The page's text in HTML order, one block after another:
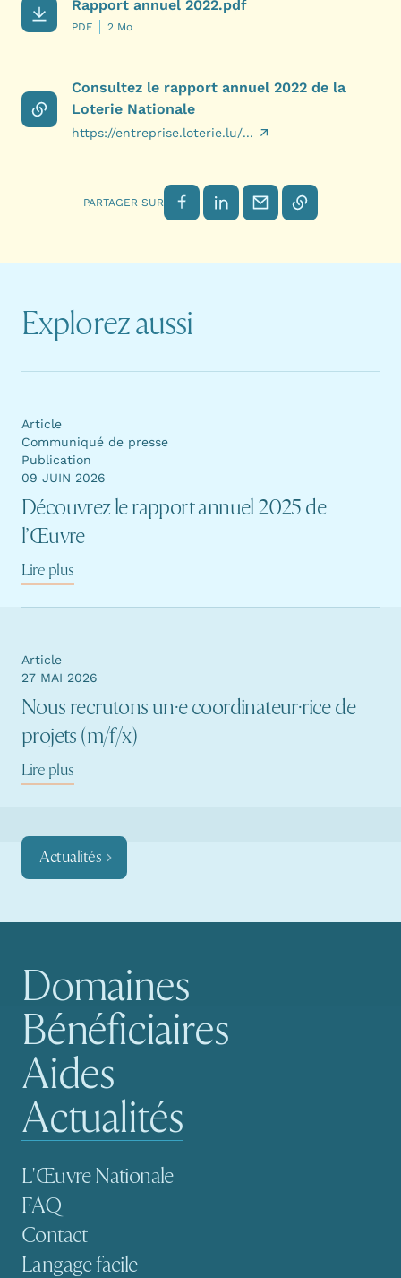
Rapport annuel 2022.pdf
PDF 2 Mo
Consultez le rapport annuel 2022 de la
Loterie Nationale
https://entreprise.loterie.lu/...
PARTAGER SUR Partager sur Facebook
Partager sur LinkedIn
Envoyer par email
Copier le lien
Explorez aussi
Découvrez le rapport annuel 2025 de
l’Œuvre
Article
Communiqué de presse
Publication
09 JUIN 2026
Lire plus
Nous recrutons un·e coordinateur·rice de
projets (m/f/x)
Article
27 MAI 2026
Lire plus
Actualités
Navigation principale
Domaines
Bénéficiaires
Aides
Actualités
Navigation secondaire
L'Œuvre Nationale
FAQ
Contact
Langage facile